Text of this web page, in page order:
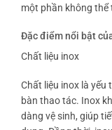
một phần không thể
Đặc điểm nổi bật
Chất liệu inox
Chất liệu inox là yếu
bàn thao tác. Inox
dàng vệ sinh, giúp